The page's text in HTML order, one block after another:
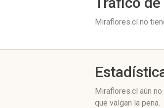
Miraflores.cl no
Miraflores.cl aún
que valgan la pena.